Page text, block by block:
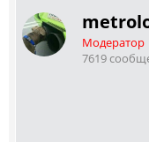
Модератор
7619